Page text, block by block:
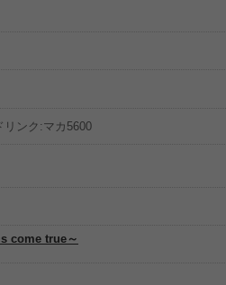
リンク:マカ5600
come true～